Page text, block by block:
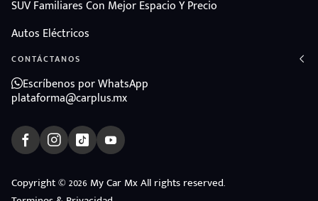
SUV Familiares Con Mejor Espacio Y Precio
Autos Eléctricos
CONTÁCTANOS
Escríbenos por WhatsApp
plataforma@carplus.mx
Copyright © 2026 My Car Mx All rights reserved.